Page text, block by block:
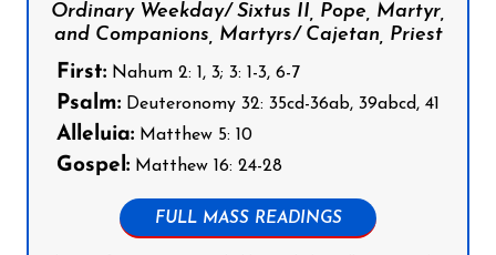
Ordinary Weekday/ Sixtus II, Pope, Martyr,
and Companions, Martyrs/ Cajetan, Priest
First: Nahum 2: 1, 3; 3: 1-3, 6-7
Psalm: Deuteronomy 32: 35cd-36ab, 39abcd, 41
Alleluia: Matthew 5: 10
Gospel: Matthew 16: 24-28
FULL MASS READINGS